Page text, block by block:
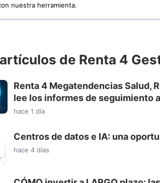
nuestra herramienta.
de Renta 4
Renta 4 Megatendencias Salud,
lee los informes de seguimiento
hace 1 día
Centros de datos e IA: una
hace 4 días